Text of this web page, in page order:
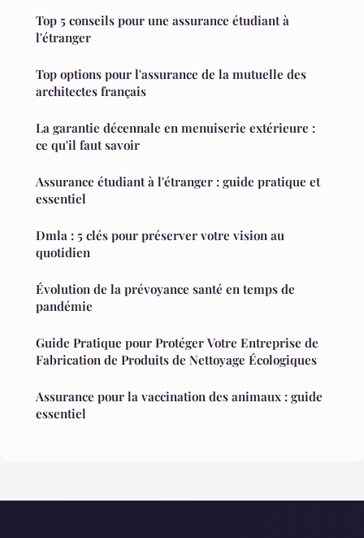
Top 5 conseils pour une assurance étudiant à
l'étranger
Top options pour l'assurance de la mutuelle des
architectes français
La garantie décennale en menuiserie extérieure :
ce qu'il faut savoir
Assurance étudiant à l'étranger : guide pratique et
essentiel
Dmla : 5 clés pour préserver votre vision au
quotidien
Évolution de la prévoyance santé en temps de
pandémie
Guide Pratique pour Protéger Votre Entreprise de
Fabrication de Produits de Nettoyage Écologiques
Assurance pour la vaccination des animaux : guide
essentiel